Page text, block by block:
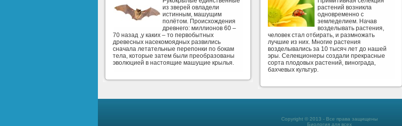
из зверей овладели
истинным, машущим
полётом. Происхождения
древнего: миллионов 60 –
70 назад ,у каких – то первобытных
древесных насекомоядных развились
сначала летательные перепонки по бокам
тела, которые затем были преобразованы
эволюцией в настоящие машущие крылья.
растений возникла
одновременно с
земледелием. Начав
возделывать растения,
человек стал отбирать, и размножать
лучшие из них. Многие растения
возделывались за 10 тысяч лет до нашей
эры. Селекционеры создали прекрасные
сорта плодовых растений, винограда,
бахчевых культур.
Copyright © 2013 - Все права защищены
Биология для всех